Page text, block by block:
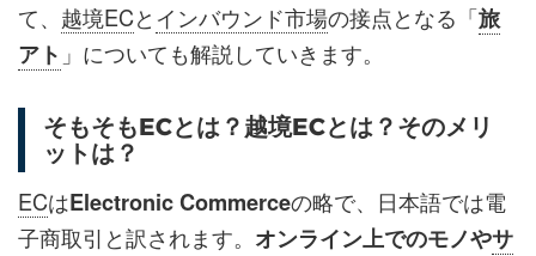
て、 越境ECと インバウンド市場の接点となる「旅
アト 」についても解説していきます。
そもそもECとは？越境ECとは？そのメリ
ットは？
ECはElectronic Commerceの略で、日本語では電
子商取引と訳されます。 オンライン上でのモノやサ